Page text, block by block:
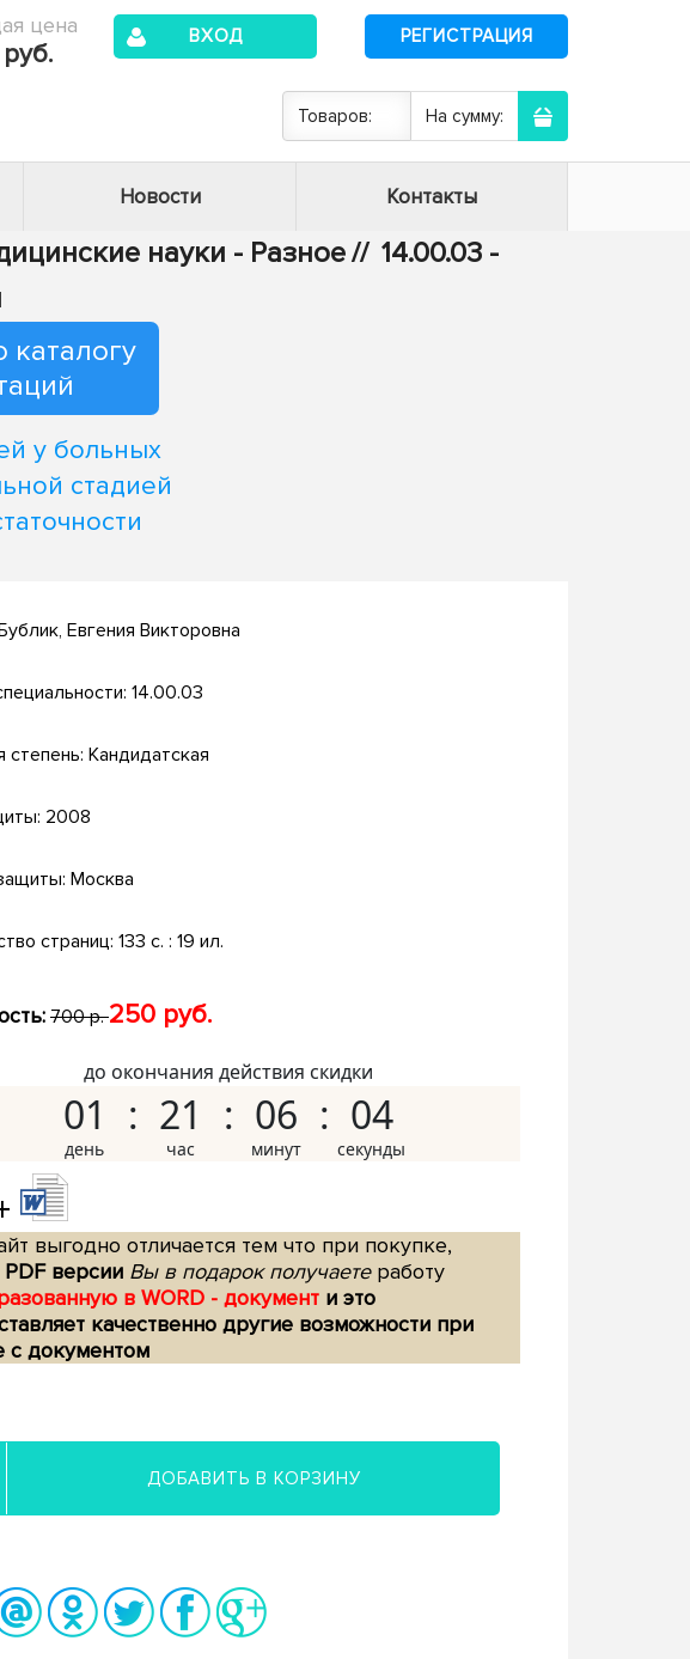
цена ВХОД РЕГИСТРАЦИЯ
Товаров: На сумму:
Новости Контакты
науки - Разное// 14.00.03 -
у больных
стадией
Евгения Викторовна
14.00.03
степень: Кандидатская
2008
Москва
страниц: 133 с. : 19 ил.
700 р.250 руб.
до окончания действия скидки
01 21 06 03
выгодно отличается тем что при покупке,
версии Вы в подарок получаетеработу
в WORD - документ и это
качественно другие возможности при
с документом
ДОБАВИТЬ В КОРЗИНУ